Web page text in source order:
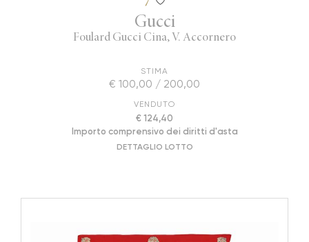
Gucci
Foulard Gucci Cina, V. Accornero
STIMA
€ 100,00 / 200,00
VENDUTO
€ 124,40
Importo comprensivo dei diritti d'asta
DETTAGLIO LOTTO